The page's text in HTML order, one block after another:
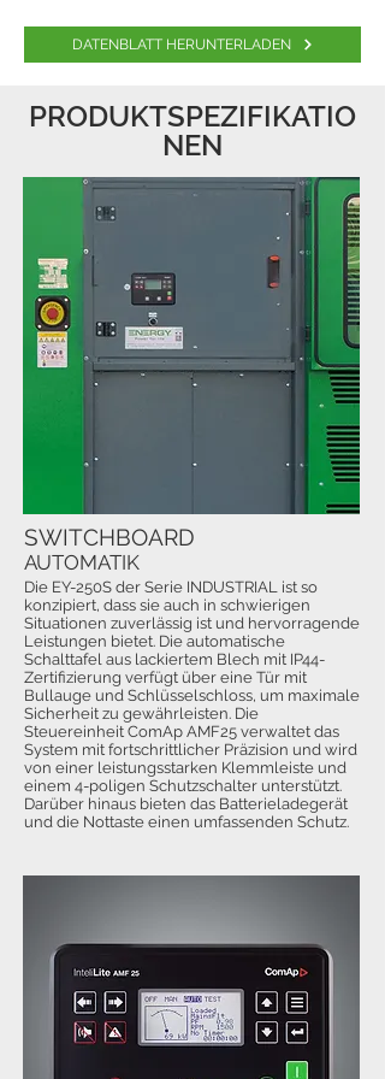
DATENBLATT HERUNTERLADEN
PRODUKTSPEZIFIKATIO
NEN
Die EY-250S der Serie INDUSTRIAL ist so
konzipiert, dass sie auch in schwierigen
Situationen zuverlässig ist und hervorragende
Leistungen bietet. Die automatische
Schalttafel aus lackiertem Blech mit IP44-
Zertifizierung verfügt über eine Tür mit
Bullauge und Schlüsselschloss, um maximale
Sicherheit zu gewährleisten. Die
Steuereinheit ComAp AMF25 verwaltet das
System mit fortschrittlicher Präzision und wird
von einer leistungsstarken Klemmleiste und
einem 4-poligen Schutzschalter unterstützt.
Darüber hinaus bieten das Batterieladegerät
und die Nottaste einen umfassenden Schutz.
SWITCHBOARD
AUTOMATIK